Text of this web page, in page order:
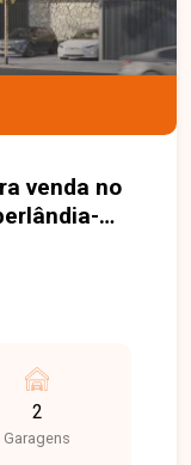
venda no
2
Garagens